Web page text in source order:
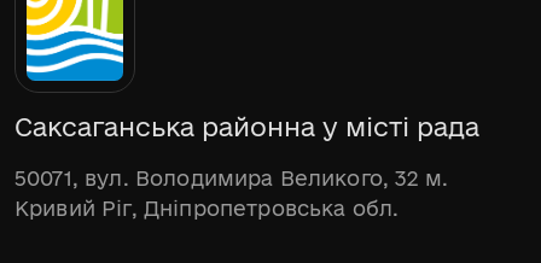
Саксаганська районна у місті рада
50071, вул. Володимира Великого, 32 м.
Кривий Ріг, Дніпропетровська обл.